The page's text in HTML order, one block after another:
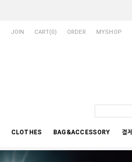
JOIN CART(0) ORDER MYSHOP
CLOTHES BAG&ACCESSORY 결제